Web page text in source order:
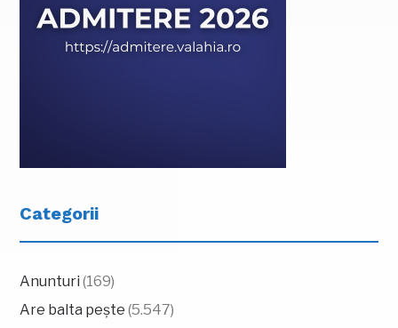
Categorii
Anunturi (169)
Are balta pește (5.547)